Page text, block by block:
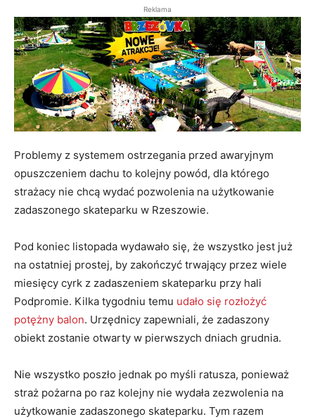
Reklama
Problemy z systemem ostrzegania przed awaryjnym
opuszczeniem dachu to kolejny powód, dla którego
strażacy nie chcą wydać pozwolenia na użytkowanie
zadaszonego skateparku w Rzeszowie.
Pod koniec listopada wydawało się, że wszystko jest już
na ostatniej prostej, by zakończyć trwający przez wiele
miesięcy cyrk z zadaszeniem skateparku przy hali
Podpromie. Kilka tygodniu temu udało się rozłożyć
potężny balon. Urzędnicy zapewniali, że zadaszony
obiekt zostanie otwarty w pierwszych dniach grudnia.
Nie wszystko poszło jednak po myśli ratusza, ponieważ
straż pożarna po raz kolejny nie wydała zezwolenia na
użytkowanie zadaszonego skateparku. Tym razem